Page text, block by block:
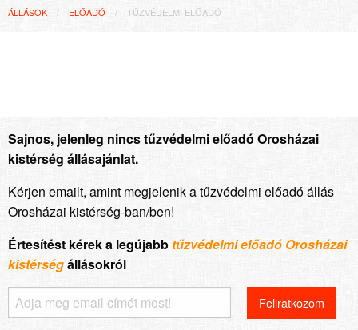
ÁLLÁSOK ELŐADÓ TŰZVÉDELMI ELŐADÓ
Sajnos, jelenleg nincs tűzvédelmi előadó Orosházai
kistérség állásajánlat.
Kérjen emailt, amint megjelenik a tűzvédelmi előadó állás
Orosházai kistérség-ban/ben!
Értesítést kérek a legújabb tűzvédelmi előadó Orosházai
kistérségállásokról